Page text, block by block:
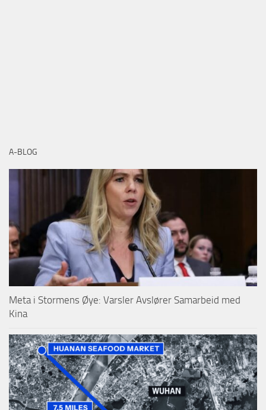
A-BLOG
Meta i Stormens Øye: Varsler Avslører Samarbeid med
Kina